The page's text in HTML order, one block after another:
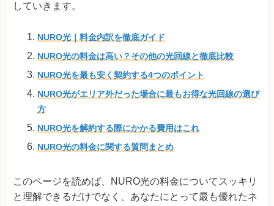
していきます。
NURO光｜料金内訳を徹底ガイド
NURO光の料金は高い？その他の光回線と徹底比較
NURO光を最も安く契約する4つのポイント
NURO光がエリア外だった場合に最もお得な光回線の選び
方
NURO光を解約する際にかかる費用はこれ
NURO光の料金に関する質問まとめ
このページを読めば、NURO光の料金についてスッキリ
と理解できるだけでなく、あなたにとって最も優れたネ